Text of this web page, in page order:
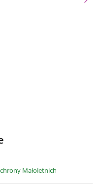
Małoletnich